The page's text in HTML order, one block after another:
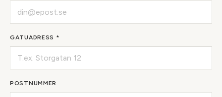
GATUADRESS *
POSTNUMMER